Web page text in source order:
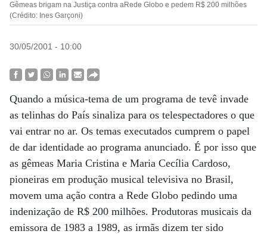
Gêmeas brigam na Justiça contra aRede Globo e pedem R$ 200 milhões
(Crédito: Ines Garçoni)
30/05/2001 - 10:00
Quando a música-tema de um programa de tevê invade
as telinhas do País sinaliza para os telespectadores o que
vai entrar no ar. Os temas executados cumprem o papel
de dar identidade ao programa anunciado. É por isso que
as gêmeas Maria Cristina e Maria Cecília Cardoso,
pioneiras em produção musical televisiva no Brasil,
movem uma ação contra a Rede Globo pedindo uma
indenização de R$ 200 milhões. Produtoras musicais da
emissora de 1983 a 1989, as irmãs dizem ter sido